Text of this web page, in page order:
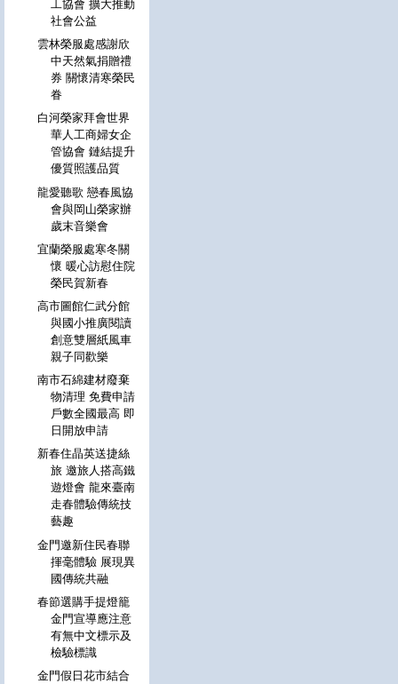
工協會 擴大推動
社會公益
雲林榮服處感謝欣
中天然氣捐贈禮
券 關懷清寒榮民
眷
白河榮家拜會世界
華人工商婦女企
管協會 鏈結提升
優質照護品質
龍愛聽歌 戀春風協
會與岡山榮家辦
歲末音樂會
宜蘭榮服處寒冬關
懷 暖心訪慰住院
榮民賀新春
高市圖館仁武分館
與國小推廣閱讀
創意雙層紙風車
親子同歡樂
南市石綿建材廢棄
物清理 免費申請
戶數全國最高 即
日開放申請
新春住晶英送捷絲
旅 邀旅人搭高鐵
遊燈會 龍來臺南
走春體驗傳統技
藝趣
金門邀新住民春聯
揮毫體驗 展現異
國傳統共融
春節選購手提燈籠
金門宣導應注意
有無中文標示及
檢驗標識
金門假日花市結合